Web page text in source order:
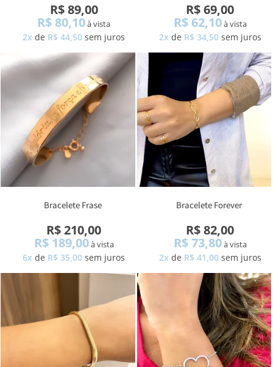
R$ 89,00
R$ 80,10à vista
2x de R$ 44,50sem juros
R$ 69,00
R$ 62,10à vista
2x de R$ 34,50 sem juros
Bracelete Frase
R$ 210,00
R$ 189,00à vista
6x de R$ 35,00sem juros
Bracelete Forever
R$ 82,00
R$ 73,80à vista
2x de R$ 41,00 sem juros